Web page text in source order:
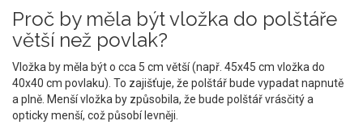
Proč by měla být vložka do polštáře
větší než povlak?
Vložka by měla být o cca 5 cm větší (např. 45x45 cm vložka do
40x40 cm povlaku). To zajišťuje, že polštář bude vypadat napnutě
a plně. Menší vložka by způsobila, že bude polštář vrásčitý a
opticky menší, což působí levněji.